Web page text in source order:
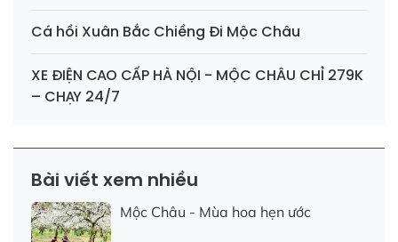
Cá hồi Xuân Bắc Chiềng Đi Mộc Châu
XE ĐIỆN CAO CẤP HÀ NỘI - MỘC CHÂU CHỈ 279K
– CHẠY 24/7
Bài viết xem nhiều
Mộc Châu - Mùa hoa hẹn ước